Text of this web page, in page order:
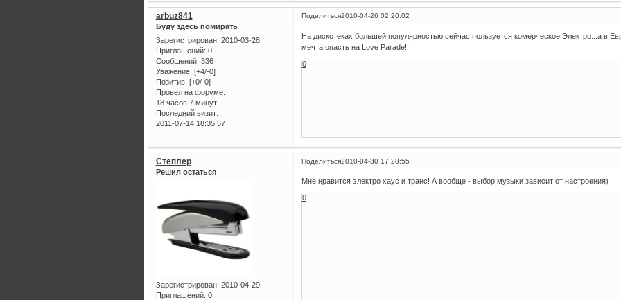
Поделиться2010-04-26 02:20:02
arbuz841
Буду здесь помирать
Зарегистрирован: 2010-03-28
Приглашений: 0
Сообщений: 336
Уважение: [+4/-0]
Позитив: [+0/-0]
Провел на форуме:
18 часов 7 минут
Последний визит:
2011-07-14 18:35:57
На дискотеках большей популярностью сейчас пользуется комерческое Электро...а в
мечта опасть на Love Parade!!
0
Поделиться2010-04-30 17:28:55
Степлер
Решил остаться
Зарегистрирован: 2010-04-29
Приглашений: 0
Мне нравится электро хаус и транс! А вообще - выбор музыки зависит от настроения)
0